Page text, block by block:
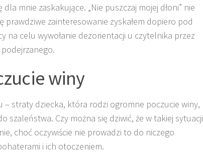
mnie zaskakujące. „Nie puszczaj mojej dłoni” nie
zainteresowanie zyskałem dopiero pod
na celu wywołanie dezorientacji u czytelnika przez
winy
straty dziecka, która rodzi ogromne poczucie winy,
szaleństwa. Czy można się dziwić, że w takiej sytuacji
choć oczywiście nie prowadzi to do niczego
i ich otoczeniem.